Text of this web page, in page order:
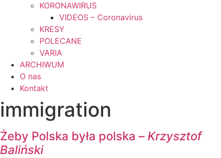
KORONAWIRUS
VIDEOS – Coronavirus
KRESY
POLECANE
VARIA
ARCHIWUM
O nas
Kontakt
immigration
Żeby Polska była polska – Krzysztof
Baliński